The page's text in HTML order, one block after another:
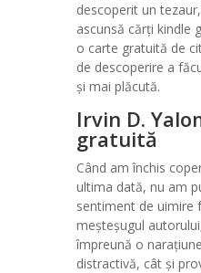
descoperit un
ascunsă cărți kindle
o carte gratuită de
de descoperire a
și mai plăcută.
Irvin D.
gratuită
Când am închis
ultima dată, nu am
sentiment de uimire
meșteșugul
împreună o
distractivă, cât și